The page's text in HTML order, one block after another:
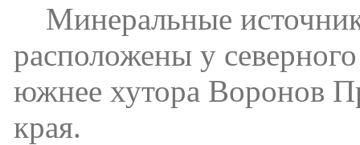
Минеральные
расположены у
южнее хутора Воронов
края.